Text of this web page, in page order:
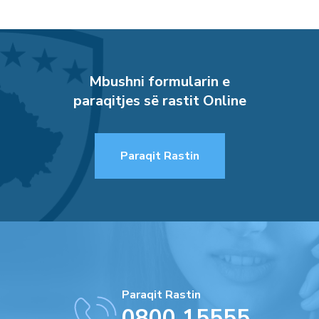
Mbushni formularin e
paraqitjes së rastit Online
Paraqit Rastin
Paraqit Rastin